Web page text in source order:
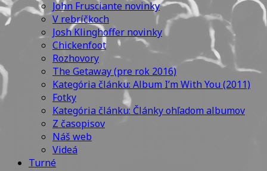
John Frusciante novinky
V rebríčkoch
Josh Klinghoffer novinky
Chickenfoot
Rozhovory
The Getaway (pre rok 2016)
Kategória článku: Album I’m With You (2011)
Fotky
Kategória článku: Články ohľadom albumov
Z časopisov
Náš web
Videá
Turné